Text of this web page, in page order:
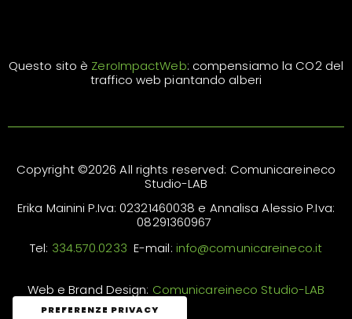
Questo sito è ZeroImpactWeb: compensiamo la CO2 del
traffico web piantando alberi
Copyright ©2026 All rights reserved: Comunicareineco
Studio-LAB
Erika Mainini P.Iva: 02321460038 e Annalisa Alessio P.Iva:
08291360967
Tel: 334.570.0233 E-mail: info@comunicareineco.it
Web e Brand Design: Comunicareineco Studio-LAB